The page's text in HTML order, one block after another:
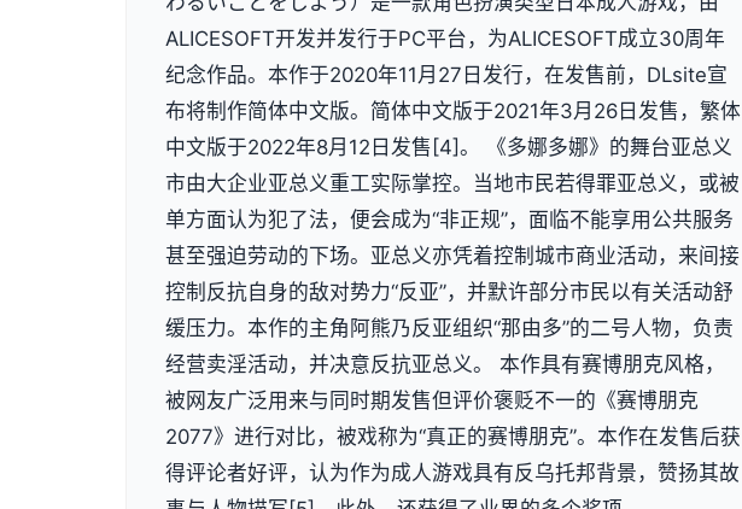
ALICESOFT开发并发行于PC平台，为ALICESOFT成立30周年
纪念作品。本作于2020年11月27日发行，在发售前，DLsite宣
布将制作简体中文版。简体中文版于2021年3月26日发售，繁体
中文版于2022年8月12日发售[4]。 《多娜多娜》的舞台亚总义
市由大企业亚总义重工实际掌控。当地市民若得罪亚总义，或被
单方面认为犯了法，便会成为“非正规”，面临不能享用公共服务
甚至强迫劳动的下场。亚总义亦凭着控制城市商业活动，来间接
控制反抗自身的敌对势力“反亚”，并默许部分市民以有关活动舒
缓压力。本作的主角阿熊乃反亚组织“那由多”的二号人物，负责
经营卖淫活动，并决意反抗亚总义。 本作具有赛博朋克风格，
被网友广泛用来与同时期发售但评价褒贬不一的《赛博朋克
2077》进行对比，被戏称为“真正的赛博朋克”。本作在发售后获
得评论者好评，认为作为成人游戏具有反乌托邦背景，赞扬其故